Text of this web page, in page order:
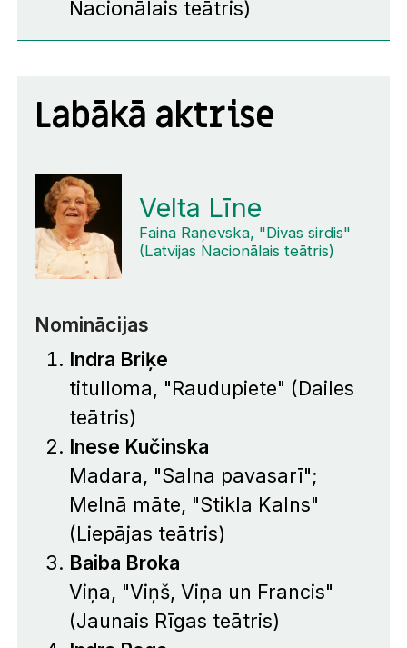
Nacionālais teātris)
Labākā aktrise
Velta Līne
Faina Raņevska, "Divas sirdis"
(Latvijas Nacionālais teātris)
Nominācijas
Indra Briķe
titulloma, "Raudupiete" (Dailes
teātris)
Inese Kučinska
Madara, "Salna pavasarī";
Melnā māte, "Stikla Kalns"
(Liepājas teātris)
Baiba Broka
Viņa, "Viņš, Viņa un Francis"
(Jaunais Rīgas teātris)